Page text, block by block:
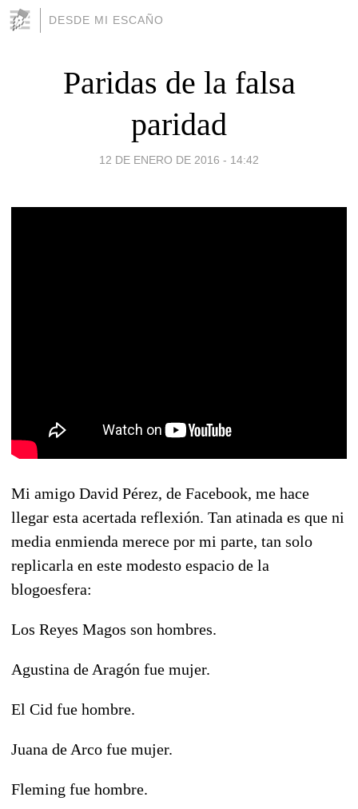
DESDE MI ESCAÑO
Paridas de la falsa
paridad
12 DE ENERO DE 2016 - 14:42
Mi amigo David Pérez, de Facebook, me hace
llegar esta acertada reflexión. Tan atinada es que ni
media enmienda merece por mi parte, tan solo
replicarla en este modesto espacio de la
blogoesfera:
Los Reyes Magos son hombres.
Agustina de Aragón fue mujer.
El Cid fue hombre.
Juana de Arco fue mujer.
Fleming fue hombre.